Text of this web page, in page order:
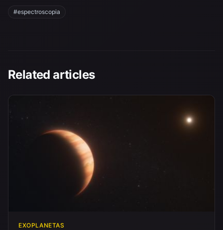
#espectroscopia
Related articles
EXOPLANETAS